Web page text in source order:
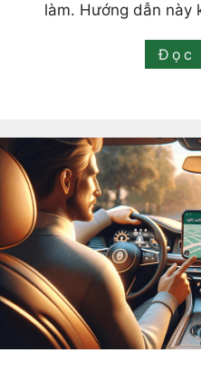
làm. Hướng dẫn này
Đọc